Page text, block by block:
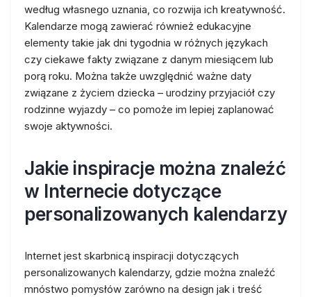
według własnego uznania, co rozwija ich kreatywność.
Kalendarze mogą zawierać również edukacyjne
elementy takie jak dni tygodnia w różnych językach
czy ciekawe fakty związane z danym miesiącem lub
porą roku. Można także uwzględnić ważne daty
związane z życiem dziecka – urodziny przyjaciół czy
rodzinne wyjazdy – co pomoże im lepiej zaplanować
swoje aktywności.
Jakie inspiracje można znaleźć
w Internecie dotyczące
personalizowanych kalendarzy
Internet jest skarbnicą inspiracji dotyczących
personalizowanych kalendarzy, gdzie można znaleźć
mnóstwo pomysłów zarówno na design jak i treść